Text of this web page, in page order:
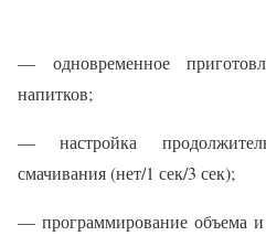
— одновременное
напитков;
— настройка
смачивания (нет/1 сек/3 сек);
— программирование объема